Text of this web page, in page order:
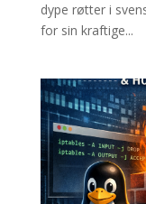
dype røtter i
for sin kraftige...